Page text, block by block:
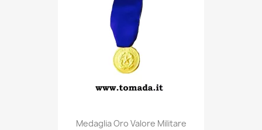
Anteprima
Medaglia Oro Valore Militare